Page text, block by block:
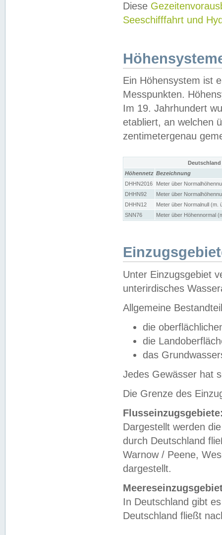
Diese
Seeschifffahrt und
Ein Höhensystem ist
Messpunkten.
Im 19. Jahrhundert
etabliert, an welchen
zentimetergenau
Höhennetz Bezeichnung
DHHN2016
Meter über
DHHN92
Meter über
DHHN12
Meter über Normalnull (m.
SNN76
Meter über Höhennormal
Unter Einzugsgebiet
unterirdisches
Allgemeine
die
die
das
Jedes Gewässer hat
Die Grenze des
Dargestellt werden
durch Deutschland
Warnow / Peene,
dargestellt.
In Deutschland gibt
Deutschland fließt